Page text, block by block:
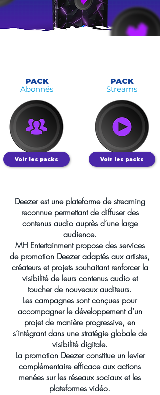
PACK
Abonnés
Voir les packs
PACK
Streams
Voir les packs
Deezer est une plateforme de streaming
reconnue permettant de diffuser des
contenus audio auprès d’une large
audience.
MH Entertainment propose des services
de promotion Deezer adaptés aux artistes,
créateurs et projets souhaitant renforcer la
visibilité de leurs contenus audio et
toucher de nouveaux auditeurs.
Les campagnes sont conçues pour
accompagner le développement d’un
projet de manière progressive, en
s’intégrant dans une stratégie globale de
visibilité digitale.
La promotion Deezer constitue un levier
complémentaire efficace aux actions
menées sur les réseaux sociaux et les
plateformes vidéo.